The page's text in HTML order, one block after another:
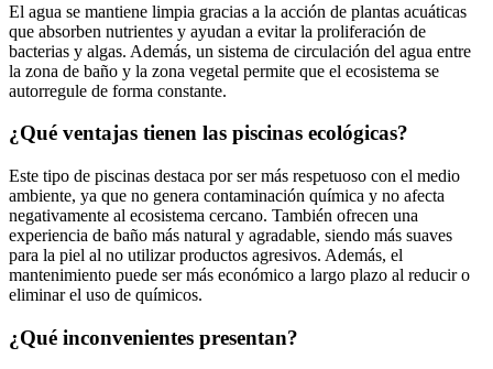
El agua se mantiene limpia gracias a la acción de plantas acuáticas
que absorben nutrientes y ayudan a evitar la proliferación de
bacterias y algas. Además, un sistema de circulación del agua entre
la zona de baño y la zona vegetal permite que el ecosistema se
autorregule de forma constante.
¿Qué ventajas tienen las piscinas ecológicas?
Este tipo de piscinas destaca por ser más respetuoso con el medio
ambiente, ya que no genera contaminación química y no afecta
negativamente al ecosistema cercano. También ofrecen una
experiencia de baño más natural y agradable, siendo más suaves
para la piel al no utilizar productos agresivos. Además, el
mantenimiento puede ser más económico a largo plazo al reducir o
eliminar el uso de químicos.
¿Qué inconvenientes presentan?